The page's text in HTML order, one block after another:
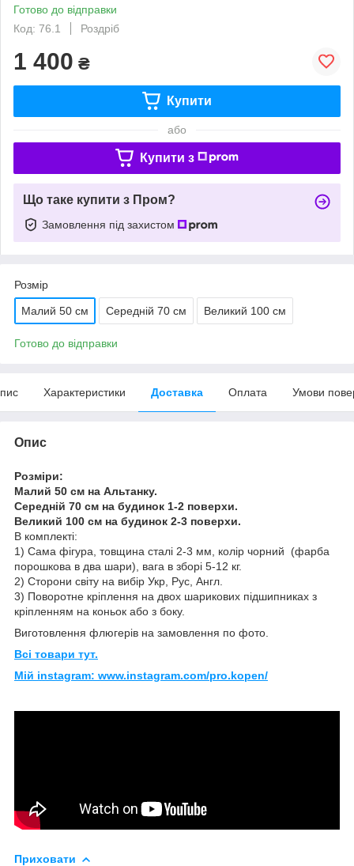
Готово до відправки
Код: 76.1
Роздріб
1 400 ₴
Купити
або
Купити з
Що таке купити з Пром?
Замовлення під захистом
Розмір
Малий 50 см Середній 70 см Великий 100 см
Готово до відправки
Характеристики Доставка Оплата Умови
Опис
Розміри:
Малий 50 см на Альтанку.
Середній 70 см на будинок 1-2 поверхи.
Великий 100 см на будинок 2-3 поверхи.
В комплекті:
1) Сама фігура, товщина сталі 2-3 мм, колір чорний (фарба
порошкова в два шари), вага в зборі 5-12 кг.
2) Сторони світу на вибір Укр, Рус, Англ.
3) Поворотне кріплення на двох шарикових підшипниках з
кріпленням на коньок або з боку.
Виготовлення флюгерів на замовлення по фото.
Всі товари тут.
Мій instagram: www.instagram.com/pro.kopen/
Приховати